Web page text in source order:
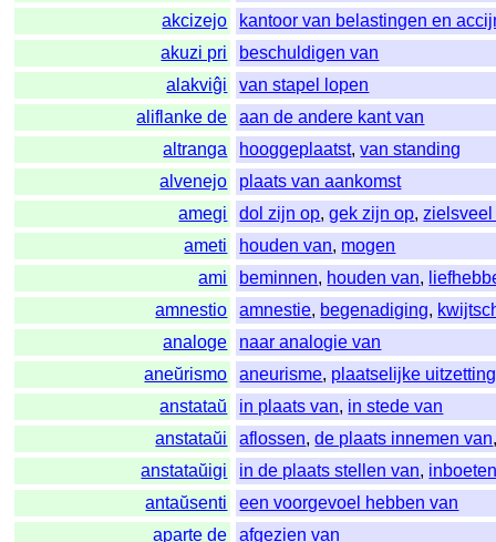
akcizejo
kantoor van belastingen en
akuzi pri
beschuldigen van
alakviĝi
van stapel lopen
aliflanke de
aan de andere kant van
altranga
hooggeplaatst,van standing
alvenejo
plaats van aankomst
amegi
dol zijn op,gek zijn op,
ameti
houden van, mogen
ami
beminnen, houden van,
amnestio
amnestie, begenadiging,
analoge
naar analogie van
aneŭrismo
aneurisme, plaatselijke
anstataŭ
in plaats van, in stede van
anstataŭi
aflossen,de plaats innemen van
anstataŭigi
in de plaats stellen van,
antaŭsenti
een voorgevoel hebben van
aparte de
afgezien van